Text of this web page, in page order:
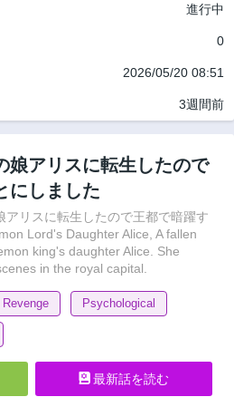
進行中
0
2026/05/20 08:51
3週間前
娘アリスに転生したので
にしました
アリスに転生したので王都で暗躍す
Lord's Daughter Alice, A fallen
king's daughter Alice. She
in the royal capital.
Revenge Psychological
最新話を読む